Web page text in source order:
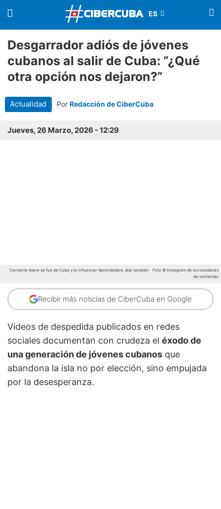
Desgarrador adiós de jóvenes
cubanos al salir de Cuba: “¿Qué
otra opción nos dejaron?”
Actualidad Por Redacción de CiberCuba
Jueves, 26 Marzo, 2026 - 12:29
Cantante Axere se fue de Cuba y la influencer Aprendedora Jeje también
Foto © Instagram de los creadores
de contenido
Recibir más noticias de CiberCuba en Google
Videos de despedida publicados en redes
sociales documentan con crudeza el éxodo de
una generación de jóvenes cubanos que
abandona la isla no por elección, sino empujada
por la desesperanza.